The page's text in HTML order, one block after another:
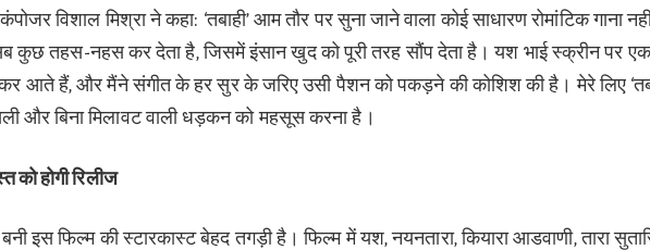
विशाल मिश्रा ने कहा: ‘तबाही’ आम तौर पर सुना जाने वाला कोई साधारण रोमांटिक गाना
कुछ तहस-नहस कर देता है, जिसमें इंसान खुद को पूरी तरह सौंप देता है। यश भाई स्क्रीन पर एक
आते हैं, और मैंने संगीत के हर सुर के जरिए उसी पैशन को पकड़ने की कोशिश की है। मेरे लिए
और बिना मिलावट वाली धड़कन को महसूस करना है।
को होगी रिलीज
इस फिल्म की स्टारकास्ट बेहद तगड़ी है। फिल्म में यश, नयनतारा, कियारा आडवाणी, तारा